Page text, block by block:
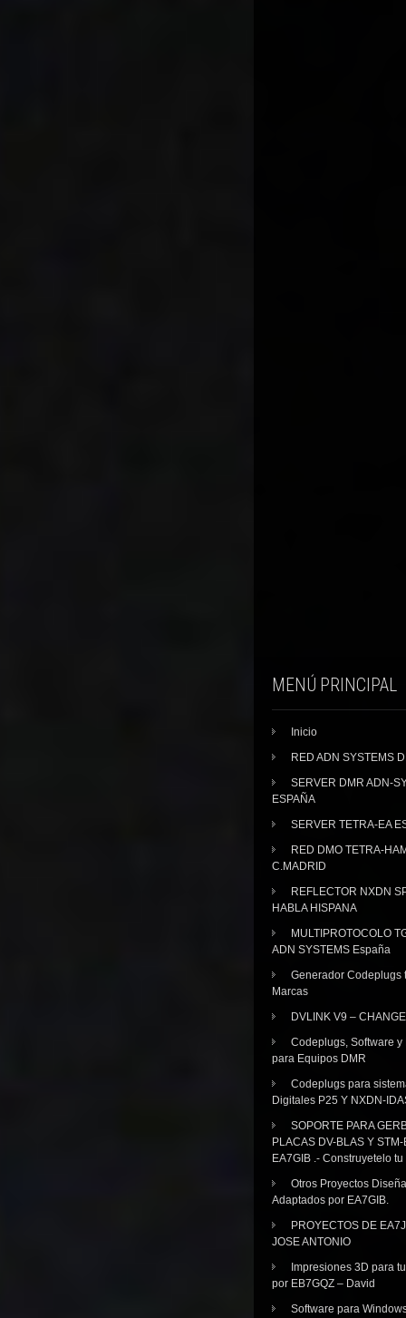
MENÚ PRINCIPAL
Inicio
RED ADN SYSTEMS
SERVER DMR ADN-
ESPAÑA
SERVER TETRA-EA
RED DMO TETRA-
C.MADRID
REFLECTOR NXDN
HABLA HISPANA
MULTIPROTOCOLO
ADN SYSTEMS España
Generador Codeplugs
Marcas
DVLINK V9 –
Codeplugs, Software y
para Equipos DMR
Codeplugs para
Digitales P25 Y NXDN-
SOPORTE PARA
PLACAS DV-BLAS Y
EA7GIB .- Construyetelo
Otros Proyectos
Adaptados por EA7GIB.
PROYECTOS DE
JOSE ANTONIO
Impresiones 3D para
por EB7GQZ – David
Software para